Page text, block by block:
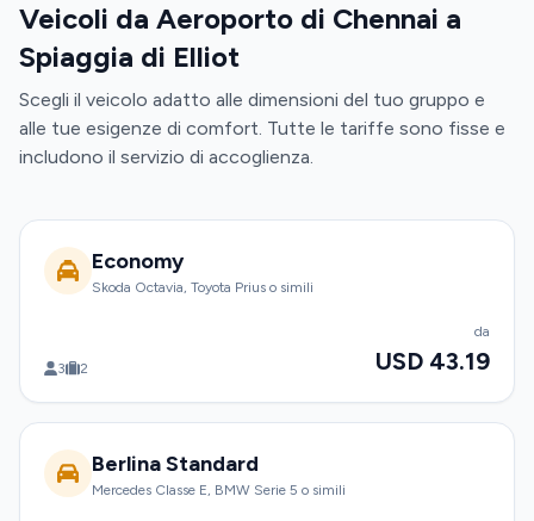
Veicoli da Aeroporto di Chennai a
Spiaggia di Elliot
Scegli il veicolo adatto alle dimensioni del tuo gruppo e
alle tue esigenze di comfort. Tutte le tariffe sono fisse e
includono il servizio di accoglienza.
Economy
Skoda Octavia, Toyota Prius o simili
3 2
da
USD 43.19
Berlina Standard
Mercedes Classe E, BMW Serie 5 o simili